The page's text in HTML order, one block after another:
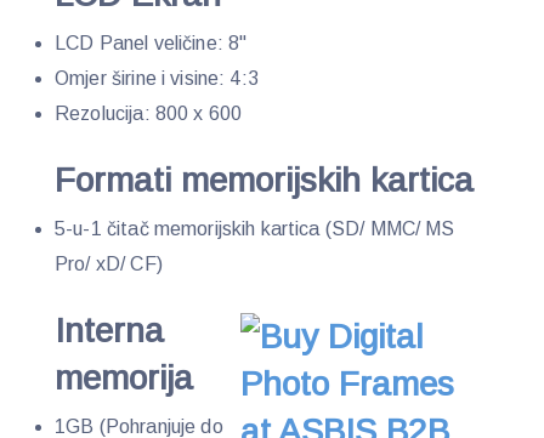
LCD Panel veličine: 8"
Omjer širine i visine: 4:3
Rezolucija: 800 x 600
Formati memorijskih kartica
5-u-1 čitač memorijskih kartica (SD/ MMC/ MS
Pro/ xD/ CF)
Interna
memorija
1GB (Pohranjuje do